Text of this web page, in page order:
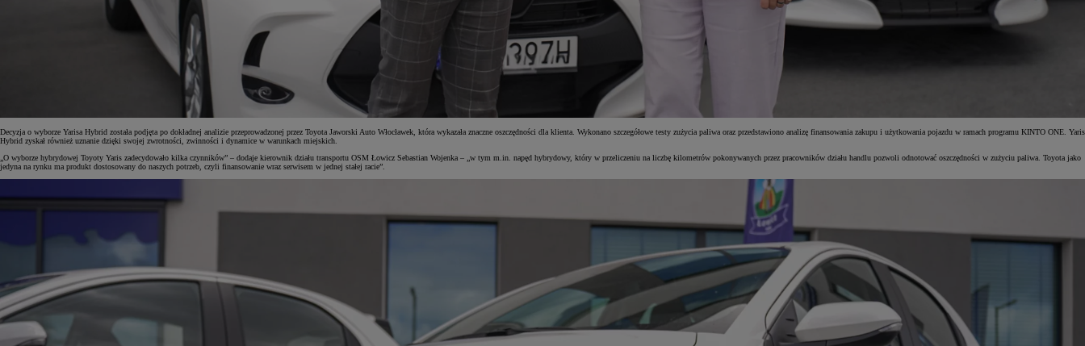
Decyzja o wyborze Yarisa Hybrid została podjęta po dokładnej analizie przeprowadzonej przez Toyota Jaworski Auto Włocławek, która wykazała znaczne oszczędności dla klienta. Wykonano szczegółowe testy zużycia paliwa oraz przedstawiono analizę finansowania zakupu i użytkowania pojazdu w ramach programu KINTO ONE. Yaris
Hybrid zyskał również uznanie dzięki swojej zwrotności, zwinności i dynamice w warunkach miejskich.
„O wyborze hybrydowej Toyoty Yaris zadecydowało kilka czynników” – dodaje kierownik działu transportu OSM Łowicz Sebastian Wojenka – „w tym m.in. napęd hybrydowy, który w przeliczeniu na liczbę kilometrów pokonywanych przez pracowników działu handlu pozwoli odnotować oszczędności w zużyciu paliwa. Toyota jako
jedyna na rynku ma produkt dostosowany do naszych potrzeb, czyli finansowanie wraz serwisem w jednej stałej racie”.